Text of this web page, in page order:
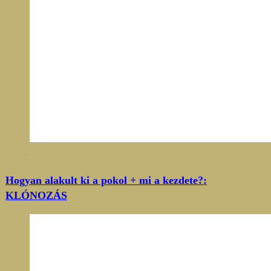
Hogyan alakult ki a pokol + mi a kezdete?:
KLÓNOZÁS